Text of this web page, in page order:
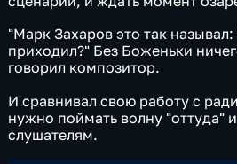
"Марк Захаров это так
приходил?" Без Боженьки
говорил композитор.
И сравнивал свою работу с
нужно поймать волну "оттуда"
слушателям.